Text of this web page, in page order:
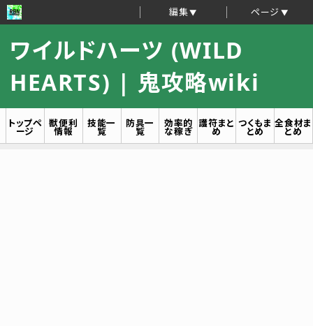
編集 ページ
ワイルドハーツ (WILD
HEARTS) | 鬼攻略wiki
トップペ
ージ
獣便利
情報
技能一
覧
防具一
覧
効率的
な稼ぎ
護符まと
め
つくもま
とめ
全食材ま
とめ